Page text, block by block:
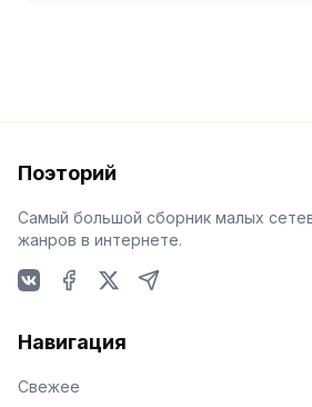
Поэторий
Самый большой сборник малых
жанров в интернете.
Навигация
Свежее